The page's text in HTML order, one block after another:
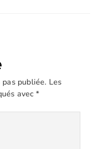
publiée. Les
avec *